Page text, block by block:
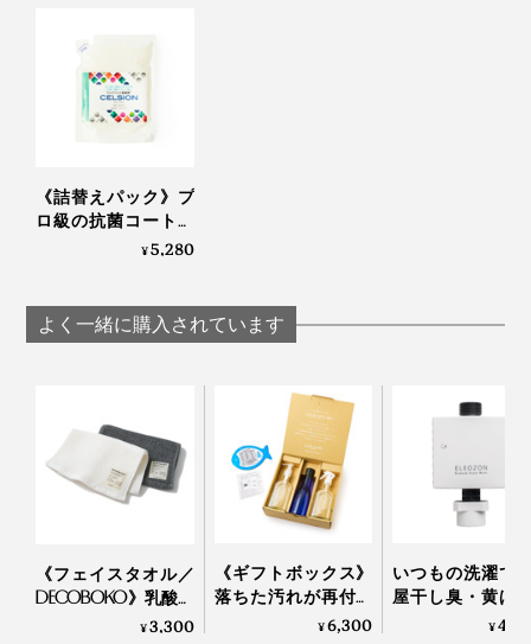
『CELSION』の抗菌効果は、約1年ですが、洗ったりこ
すったりすると、コート剤が剥がれることもあるので、
大掃除や季節の変わり目のタイミングで、再度スプレー
すると安心です。
ない！とすっかり惚れ込んでいます。
《詰替えパック》プ
ロ級の抗菌コート！
強い酸化力で、菌・
スプレー」｜
CELSION
¥5,280
よく一緒に購入されています
《フェイスタオル／
DECOBOKO》乳酸パ
ワーで抗菌・防臭、
¥3,300
《ギフトボックス》
落ちた汚れが再付着
しない、綿もカシミ
¥6,300
いつもの洗濯で
屋干し臭・黄ば
カビ対策できる
¥